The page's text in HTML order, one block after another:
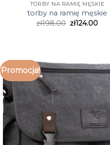
TORBY NA RAMIĘ MĘSKIE
torby na ramię męskie
zł198.00 zł124.00
Promocja!